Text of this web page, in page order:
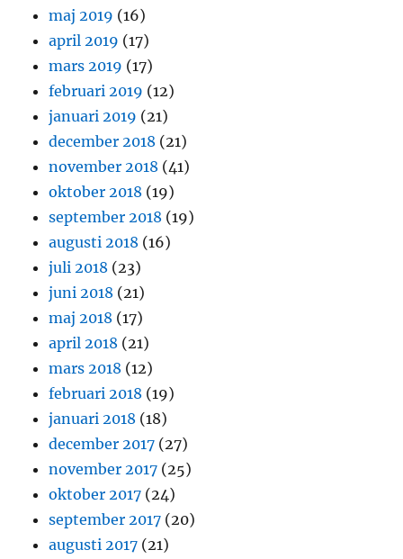
maj 2019 (16)
april 2019 (17)
mars 2019 (17)
februari 2019 (12)
januari 2019 (21)
december 2018 (21)
november 2018 (41)
oktober 2018 (19)
september 2018 (19)
augusti 2018 (16)
juli 2018 (23)
juni 2018 (21)
maj 2018 (17)
april 2018 (21)
mars 2018 (12)
februari 2018 (19)
januari 2018 (18)
december 2017 (27)
november 2017 (25)
oktober 2017 (24)
september 2017 (20)
augusti 2017 (21)